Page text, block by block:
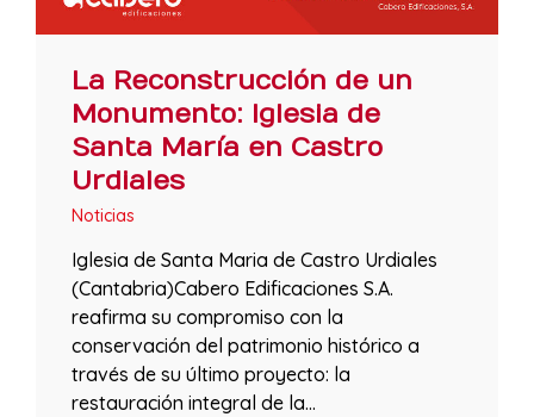
La Reconstrucción de un
Monumento: Iglesia de
Santa María en Castro
Urdiales
Noticias
Iglesia de Santa Maria de Castro Urdiales
(Cantabria)Cabero Edificaciones S.A.
reafirma su compromiso con la
conservación del patrimonio histórico a
través de su último proyecto: la
restauración integral de la…